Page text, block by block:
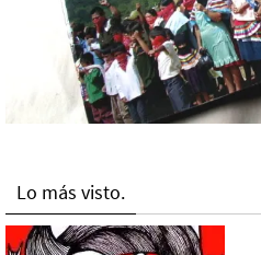
Lo más visto.